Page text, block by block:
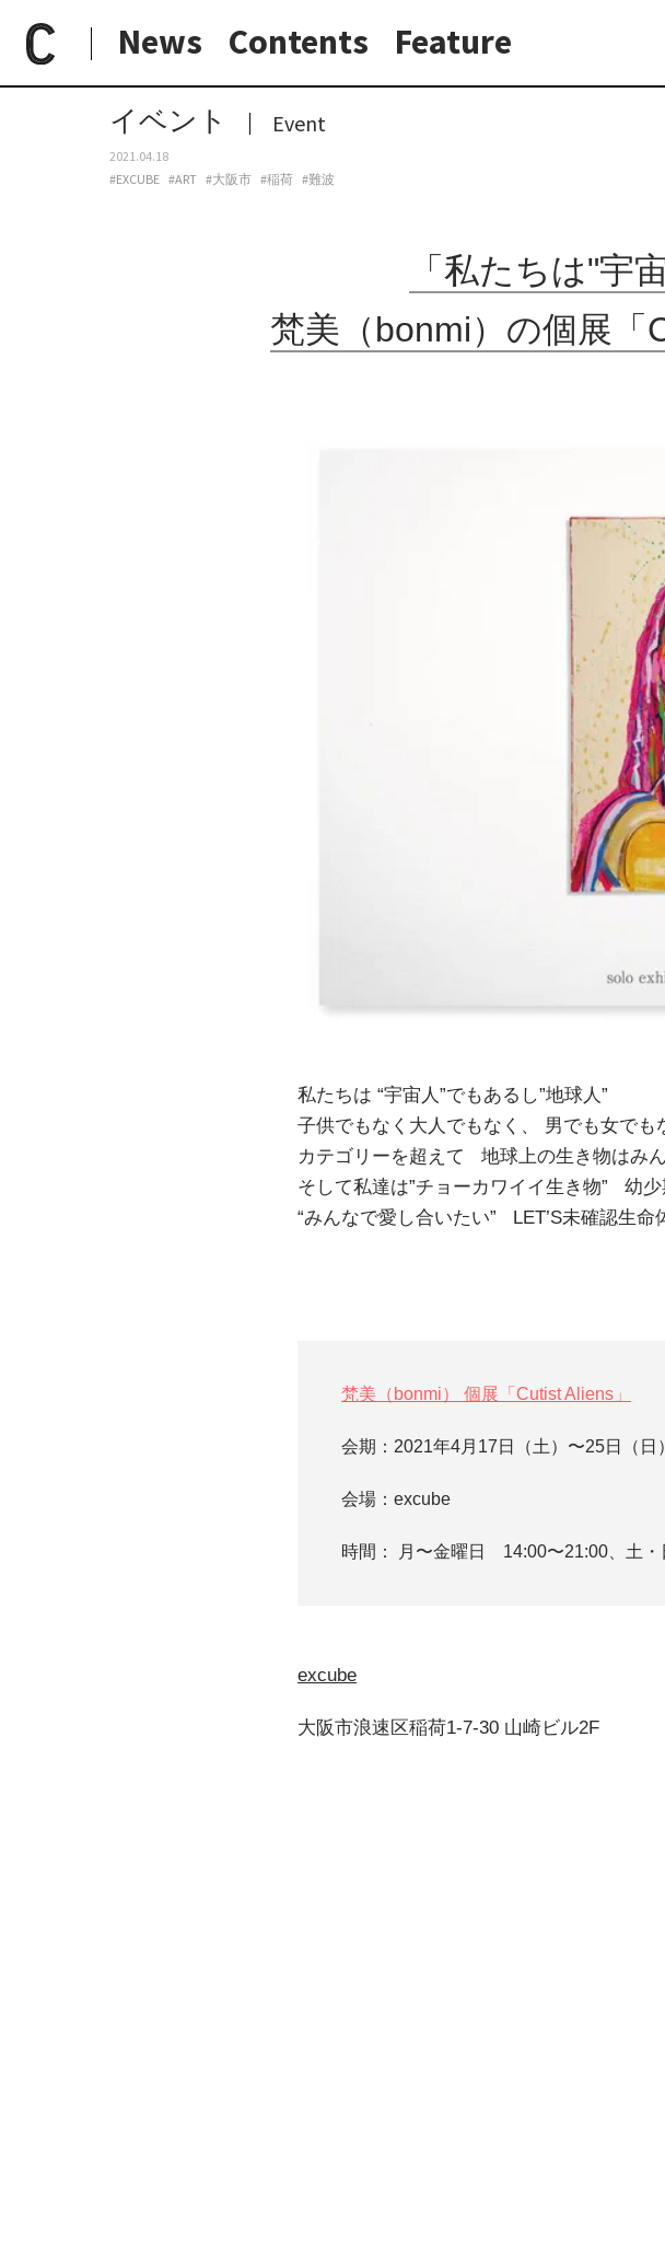
News Contents Feature
日常と現場
paperC 今週のイベント
イベント Event
2021.04.18
#EXCUBE #ART #大阪市 #稲荷 #難波
「私たちは"宇
梵美（bonmi）の個展「
私たちは “宇宙人”でもあるし”地球人”
子供でもなく大人でもなく、 男でも女で
カテゴリーを超えて 地球上の生き物はみ
そして私達は”チョーカワイイ生き物” 幼
“みんなで愛し合いたい” LET’S未確認生命
梵美（bonmi） 個展「Cutist Aliens」
会期：2021年4月17日（土）〜25日（日
会場：excube
時間： 月〜金曜日 14:00〜21:00、土
excube
大阪市浪速区稲荷1-7-30 山崎ビル2F